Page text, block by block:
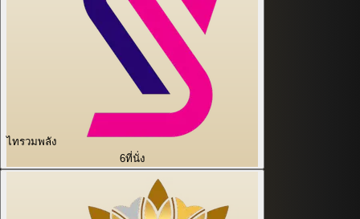
ไทรวมพลัง
6ที่นั่ง